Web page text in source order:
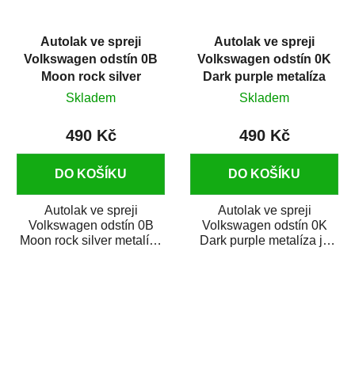
Autolak ve spreji
Volkswagen odstín 0B
Moon rock silver
metalíza 375 ml
Skladem
490 Kč
DO KOŠÍKU
Autolak ve spreji
Volkswagen odstín 0B
Moon rock silver metalíza
Autolak ve spreji
Volkswagen odstín 0K
Dark purple metalíza
375 ml
Skladem
490 Kč
DO KOŠÍKU
Autolak ve spreji
Volkswagen odstín 0K
Dark purple metalíza je